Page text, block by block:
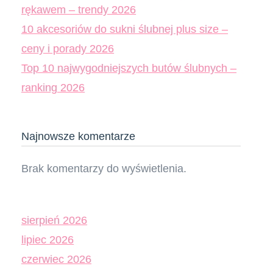
rękawem – trendy 2026
10 akcesoriów do sukni ślubnej plus size –
ceny i porady 2026
Top 10 najwygodniejszych butów ślubnych –
ranking 2026
Najnowsze komentarze
Brak komentarzy do wyświetlenia.
sierpień 2026
lipiec 2026
czerwiec 2026